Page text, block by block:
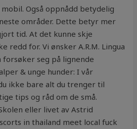
Også oppnådd betydelig
områder. Dette betyr mer
tid. At det kunne skje
redd for. Vi ønsker A.R.M. Lingua
seg på lignende
& unge hunder: I vår
ikke bare alt du trenger til
tips og råd om de små.
eller livet av Astrid
in thailand meet local fuck